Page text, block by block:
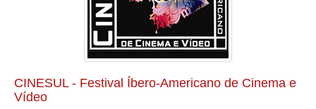
CINESUL - Festival Íbero-Americano de Cinema e
Vídeo